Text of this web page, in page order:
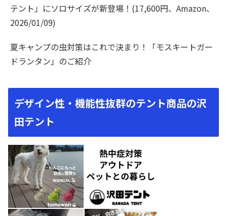
テント」にソロサイズが新登場！(17,600円、Amazon、
2026/01/09)
夏キャンプの虫対策はこれで決まり！「モスキートガー
ドランタン」のご紹介
デザイン性・機能性抜群のテント商品の沢
田テント